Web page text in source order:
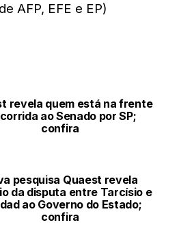
AFP, EFE e EP)
revela quem está na frente
ao Senado por SP;
confira
pesquisa Quaest revela
da disputa entre Tarcísio e
ao Governo do Estado;
confira